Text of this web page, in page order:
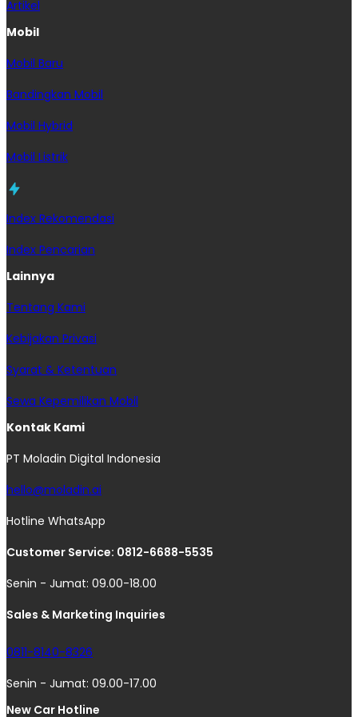
Artikel
Mobil
Mobil Baru
Bandingkan Mobil
Mobil Hybrid
Mobil Listrik
Index Rekomendasi
Index Pencarian
Lainnya
Tentang Kami
Kebijakan Privasi
Syarat & Ketentuan
Sewa Kepemilikan Mobil
Kontak Kami
PT Moladin Digital Indonesia
hello@moladin.ai
Hotline WhatsApp
Customer Service: 0812-6688-5535
Senin - Jumat: 09.00-18.00
Sales & Marketing Inquiries
0811-8140-8326
Senin - Jumat: 09.00-17.00
New Car Hotline